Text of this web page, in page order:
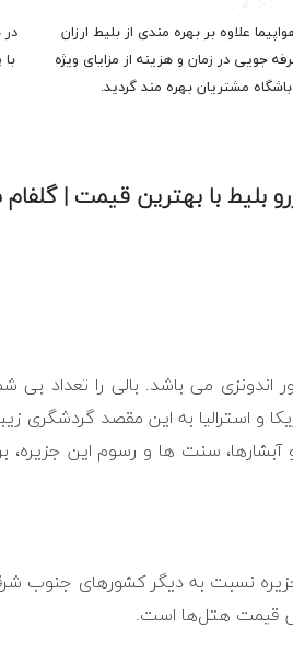
علاوه بر بهره مندی از بلیط ارزان
جویی در زمان و هزینه از مزایای ویژه
مشتریان بهره مند گردید.
در
بلیط با بهترین قیمت |
می باشد. بالی را تعداد بی
و استرالیا به این مقصد
سنت ها و رسوم این
نسبت به دیگر کشورهای جنوب
قیمت هتل‌ها است.